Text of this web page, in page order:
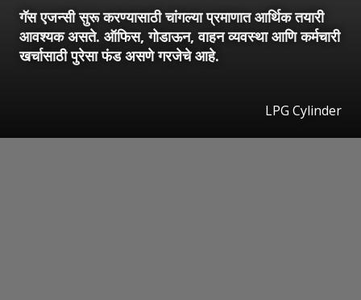
गॅस एजन्सी सुरू करण्यासाठी चांगल्या प्रमाणात आर्थिक तयारी
आवश्यक असते. ऑफिस, गोडाऊन, वाहन व्यवस्था आणि कर्मचारी
खर्चासाठी पुरेसा फंड असणे गरजेचे आहे.
LPG Cylinder